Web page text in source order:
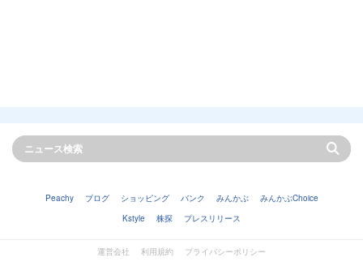
Peachy ブログ ショッピング バンク みんかぶ
みんかぶChoice
Kstyle
株探 プレスリリース
運営会社 利用規約 プライバシーポリシー